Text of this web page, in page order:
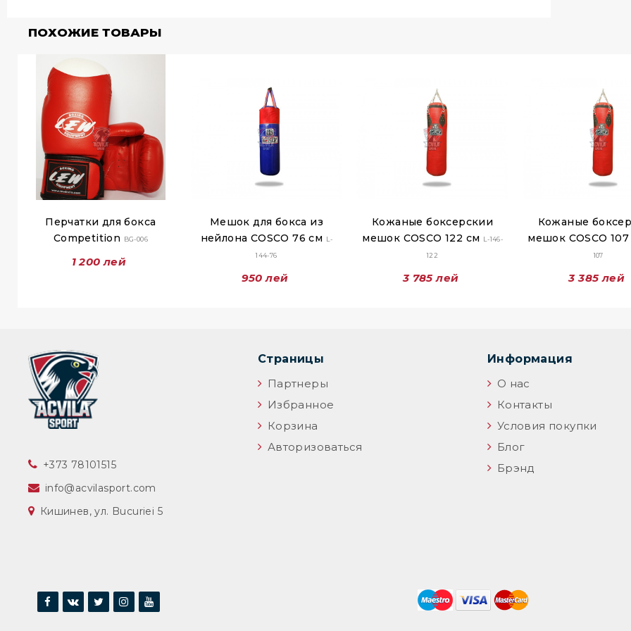
ПОХОЖИЕ ТОВАРЫ
Перчатки для бокса
Competition
BG-006
1 200 лей
Мешок для бокса из
нейлона COSCO 76 см
L-
144-76
950 лей
Кожаные боксерскии
мешок COSCO 122 см
L-146-
122
3 785 лей
Кожаные
мешок COSCO
107
3 385 лей
‎+373 78101515
info@acvilasport.com
Кишинев, ул. Bucuriei 5
Страницы
Партнеры
Избранное
Корзина
Авторизоваться
Информация
О нас
Контакты
Условия покупки
Блог
Брэнд